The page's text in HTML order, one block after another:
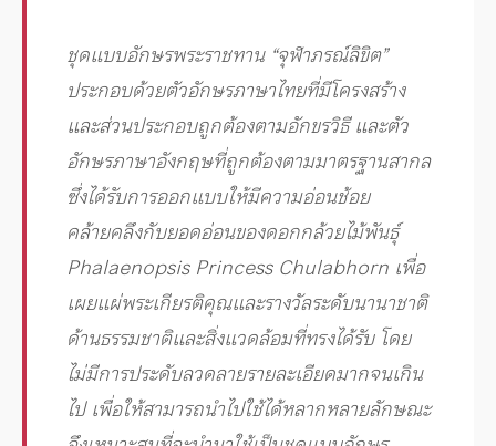
ชุดแบบอักษรพระราชทาน “จุฬาภรณ์ลิขิต”
ประกอบด้วยตัวอักษรภาษาไทยที่มีโครงสร้าง
และส่วนประกอบถูกต้องตามอักขรวิธี และตัว
อักษรภาษาอังกฤษที่ถูกต้องตามมาตรฐานสากล
ซึ่งได้รับการออกแบบให้มีความอ่อนช้อย
คล้ายคลึงกับยอดอ่อนของดอกกล้วยไม้พันธุ์
Phalaenopsis Princess Chulabhorn เพื่อ
เผยแผ่พระเกียรติคุณและรางวัลระดับนานาชาติ
ด้านธรรมชาติและสิ่งแวดล้อมที่ทรงได้รับ โดย
ไม่มีการประดับลวดลายรายละเอียดมากจนเกิน
ไป เพื่อให้สามารถนำไปใช้ได้หลากหลายลักษณะ